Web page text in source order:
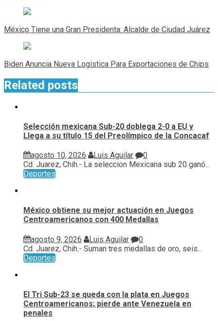
Navegación
de
entradas
México Tiene una Gran Presidenta: Alcalde de Ciudad Juárez
Biden Anuncia Nueva Logistica Para Exportaciones de Chips
Related posts
Selección mexicana Sub-20 doblega 2-0 a EU y
Llega a su título 15 del Preolímpico de la Concacaf
agosto 10, 2026 Luis Aguilar
0
Cd. Juarez, Chih.- La seleccion Mexicana sub 20 ganó...
Deportes
México obtiene su mejor actuación en Juegos
Centroamericanos con 400 Medallas
agosto 9, 2026 Luis Aguilar
0
Cd. Juarez, Chih.- Suman tres medallas de oro, seis...
Deportes
El Tri Sub-23 se queda con la plata en Juegos
Centroamericanos; pierde ante Venezuela en
penales